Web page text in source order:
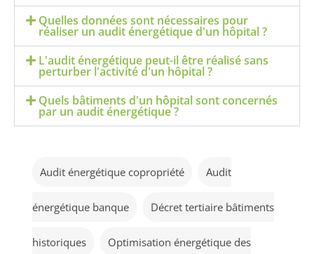
Quelles données sont nécessaires pour
réaliser un audit énergétique d'un hôpital ?
L'audit énergétique peut-il être réalisé sans
perturber l'activité d'un hôpital ?
Quels bâtiments d'un hôpital sont concernés
par un audit énergétique ?
Audit énergétique copropriété Audit
énergétique banque Décret tertiaire bâtiments
historiques Optimisation énergétique des